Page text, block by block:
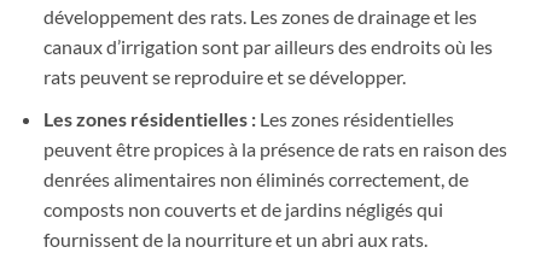
développement des rats. Les zones de drainage et les
canaux d’irrigation sont par ailleurs des endroits où les
rats peuvent se reproduire et se développer.
Les zones résidentielles :Les zones résidentielles
peuvent être propices à la présence de rats en raison des
denrées alimentaires non éliminés correctement, de
composts non couverts et de jardins négligés qui
fournissent de la nourriture et un abri aux rats.